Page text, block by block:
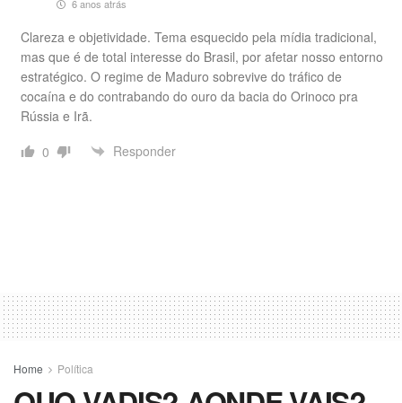
6 anos atrás
Clareza e objetividade. Tema esquecido pela mídia tradicional,
mas que é de total interesse do Brasil, por afetar nosso entorno
estratégico. O regime de Maduro sobrevive do tráfico de
cocaína e do contrabando do ouro da bacia do Orinoco pra
Rússia e Irã.
0
Responder
Home Política